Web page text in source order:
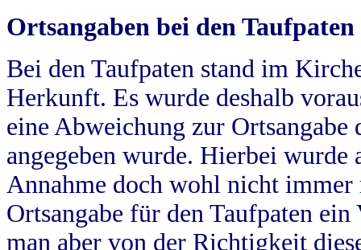
Ortsangaben bei den Taufpaten
Bei den Taufpaten stand im
Herkunft. Es wurde deshalb
eine Abweichung zur
angegeben wurde. Hierbei wurde
Annahme doch wohl nicht
Ortsangabe für den Taufpaten
man aber von der Richtigkeit